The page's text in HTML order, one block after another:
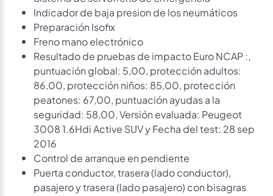
Indicador de baja presion de los neumáticos
Preparación Isofix
Freno mano electrónico
Resultado de pruebas de impacto Euro NCAP :,
puntuación global: 5,00, protección adultos:
86,00, protección niños: 85,00, protección
peatones: 67,00, puntuación ayudas a la
seguridad: 58,00, Versión evaluada: Peugeot
3008 1.6Hdi Active SUV y Fecha del test: 28 sep
2016
Control de arranque en pendiente
Puerta conductor, trasera (lado conductor),
pasajero y trasera (lado pasajero) con bisagras